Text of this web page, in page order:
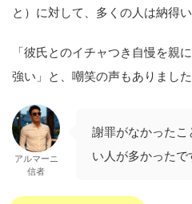
と）に対して、多くの人は納得
「彼氏とのイチャつき自慢を親
強い」と、嘲笑の声もありました
アルマーニ
信者
謝罪がなかった
い人が多かったで